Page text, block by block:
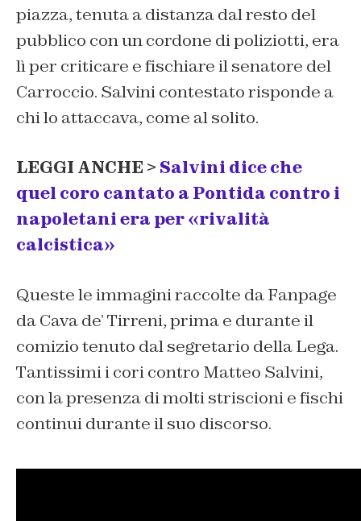
piazza, tenuta a distanza dal resto del
pubblico con un cordone di poliziotti, era
lì per criticare e fischiare il senatore del
Carroccio. Salvini contestato risponde a
chi lo attaccava, come al solito.
LEGGI ANCHE > Salvini dice che
quel coro cantato a Pontida contro i
napoletani era per «rivalità
calcistica»
Queste le immagini raccolte da Fanpage
da Cava de’ Tirreni, prima e durante il
comizio tenuto dal segretario della Lega.
Tantissimi i cori contro Matteo Salvini,
con la presenza di molti striscioni e fischi
continui durante il suo discorso.